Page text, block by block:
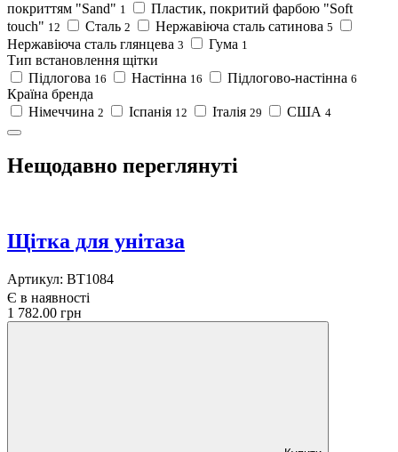
покриттям "Sand" 1
Пластик, покритий фарбою "Soft
touch" 12 Сталь 2 Нержавіюча сталь сатинова 5
Нержавіюча сталь глянцева 3 Гума 1
Тип встановлення щітки
Підлогова 16 Настінна 16 Підлогово-настінна 6
Країна бренда
Німеччина 2 Іспанія 12 Італія 29 США 4
Нещодавно переглянуті
Щітка для унітаза
Артикул: BT1084
Є в наявності
1 782.00 грн